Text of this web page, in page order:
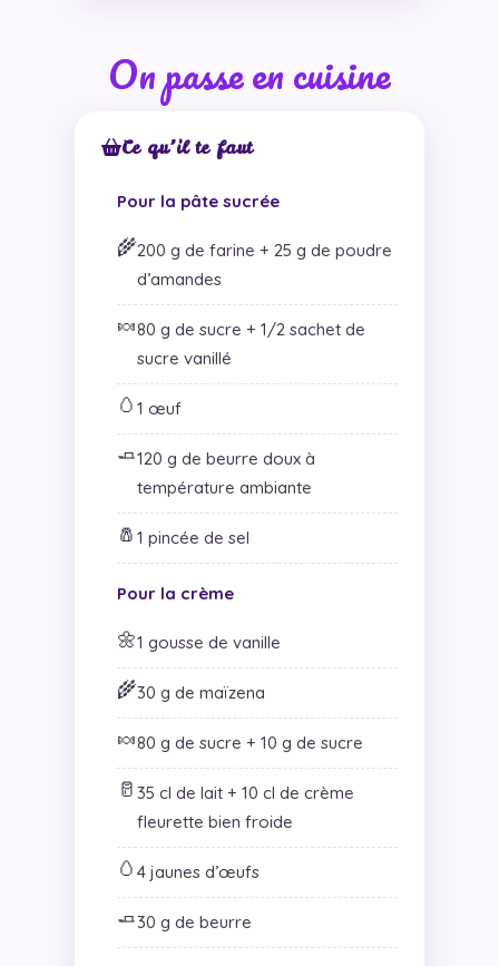
On passe en cuisine
Ce qu’il te faut
Pour la pâte sucrée
🌾200 g de farine + 25 g de poudre
d’amandes
🍬80 g de sucre + 1/2 sachet de
sucre vanillé
🥚 1 œuf
🧈120 g de beurre doux à
température ambiante
🧂 1 pincée de sel
Pour la crème
🌼1 gousse de vanille
🌾30 g de maïzena
🍬80 g de sucre + 10 g de sucre
🥛 35 cl de lait + 10 cl de crème
fleurette bien froide
🥚 4 jaunes d’œufs
🧈30 g de beurre